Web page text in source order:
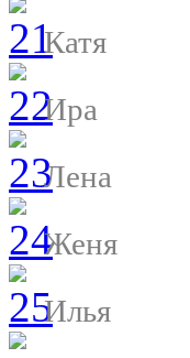
Катя
Ира
Лена
Женя
Илья